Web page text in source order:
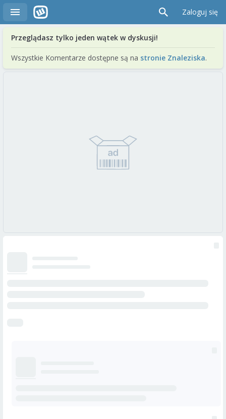
Zaloguj się
Przeglądasz tylko jeden wątek w dyskusji!
Wszystkie Komentarze dostępne są na stronie Znaleziska.